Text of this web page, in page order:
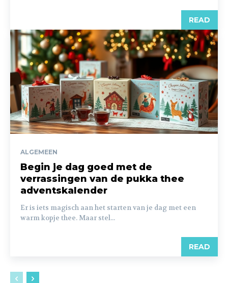
READ
ALGEMEEN
Begin je dag goed met de
verrassingen van de pukka thee
adventskalender
Er is iets magisch aan het starten van je dag met een
warm kopje thee. Maar stel...
READ